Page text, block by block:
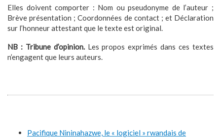
Elles doivent comporter : Nom ou pseudonyme de l’auteur ;
Brève présentation ; Coordonnées de contact ; et Déclaration
sur l’honneur attestant que le texte est original.
NB : Tribune d’opinion. Les propos exprimés dans ces textes
n’engagent que leurs auteurs.
Pacifique Nininahazwe, le « logiciel » rwandais de